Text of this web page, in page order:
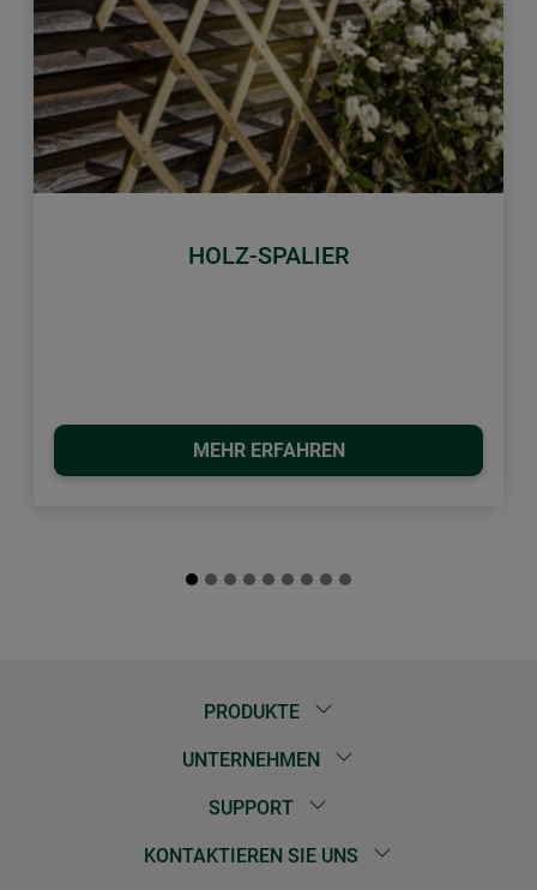
HOLZ-SPALIER
MEHR ERFAHREN
Zurück Weiter
PRODUKTE
UNTERNEHMEN
SUPPORT
KONTAKTIEREN SIE UNS